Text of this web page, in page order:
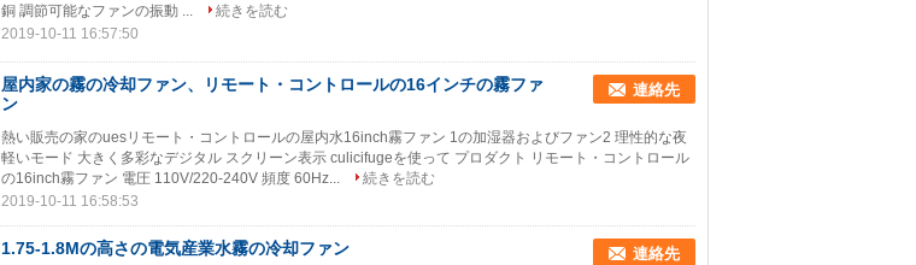
銅 調節可能なファンの振動 ...
続きを読む
2019-10-11 16:57:50
屋内家の霧の冷却ファン、リモート・コントロールの16インチの霧ファ
ン
連絡先
熱い販売の家のuesリモート・コントロールの屋内水16inch霧ファン 1の加湿器およびファン2 理性的な夜
軽いモード 大きく多彩なデジタル スクリーン表示 culicifugeを使って プロダクト リモート・コントロール
の16inch霧ファン 電圧 110V/220-240V 頻度 60Hz...
続きを読む
2019-10-11 16:58:53
1.75-1.8Mの高さの電気産業水霧の冷却ファン 連絡先